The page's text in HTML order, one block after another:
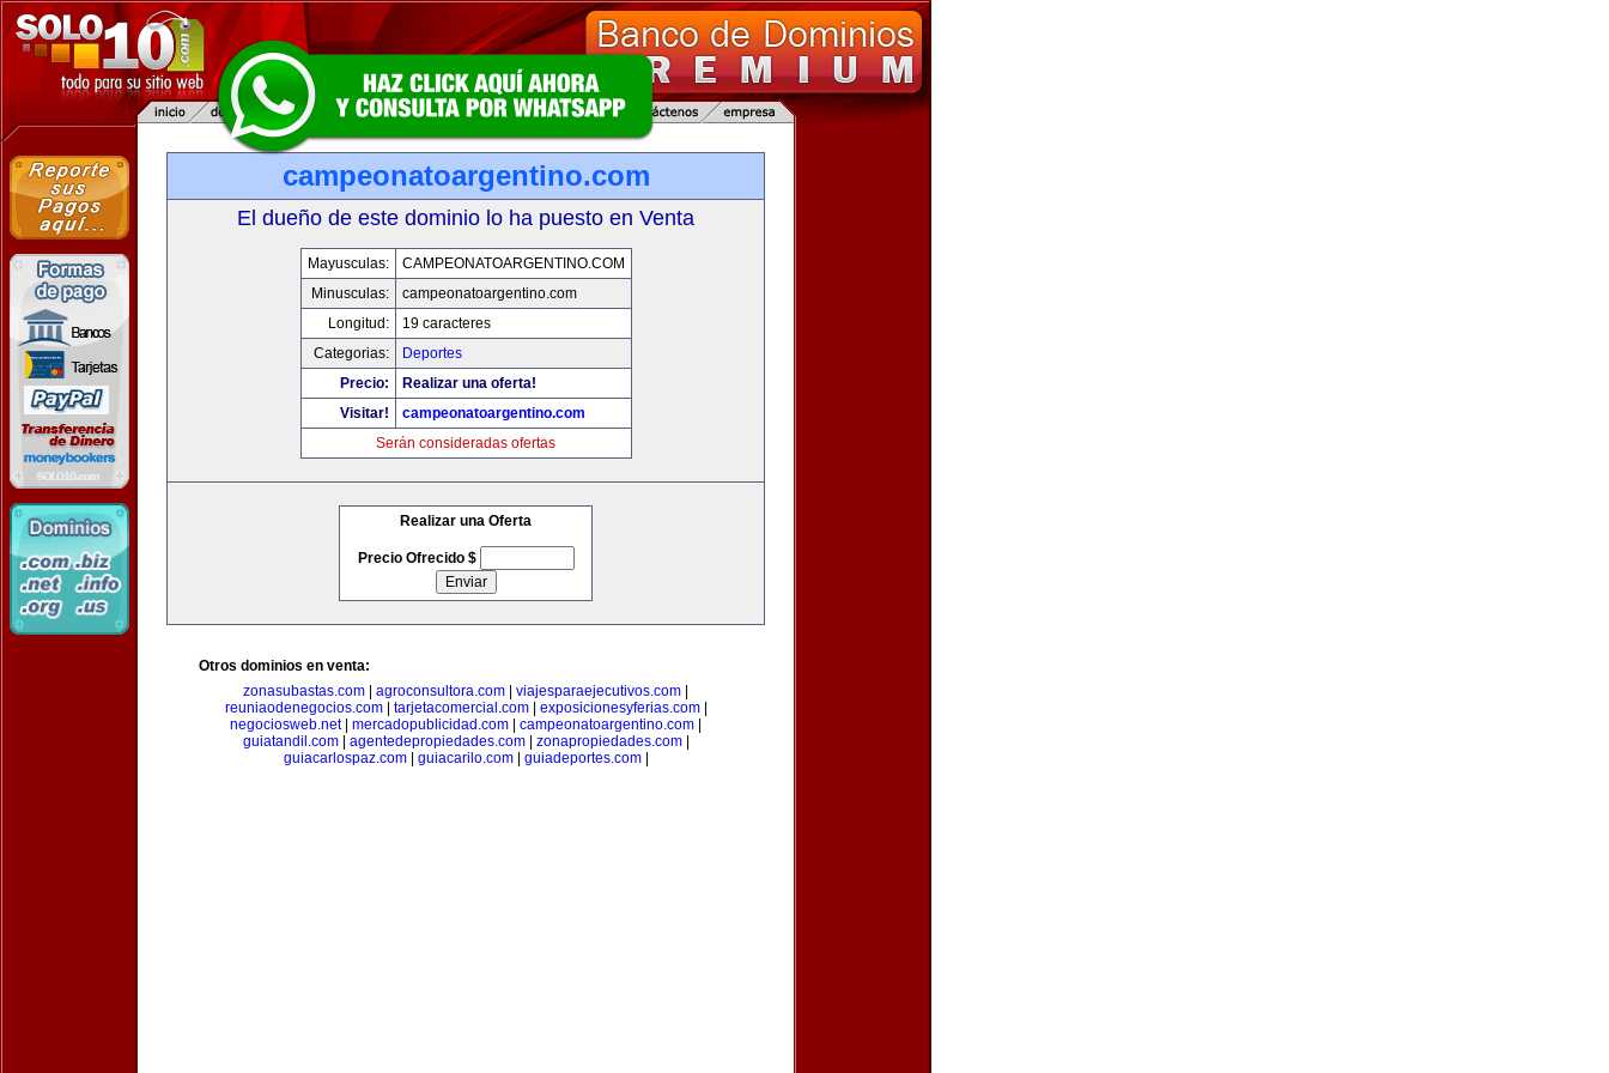
campeonatoargentino.com
El dueño de este dominio lo ha puesto en Venta
Mayusculas:
CAMPEONATOARGENTINO.COM
Minusculas:
campeonatoargentino.com
Longitud:
19 caracteres
Categorias:
Deportes
Precio:
Realizar una oferta!
Visitar!
campeonatoargentino.com
Serán consideradas ofertas
Realizar una Oferta
Precio Ofrecido $
Otros dominios en venta:
zonasubastas.com
agroconsultora.com viajesparaejecutivos.com
reuniaodenegocios.com| tarjetacomercial.com| exposicionesyferias.com|
negociosweb.net| mercadopublicidad.com campeonatoargentino.com
guiatandil.com| agentedepropiedades.com| zonapropiedades.com|
guiacarlospaz.com| guiacarilo.com| guiadeportes.com|